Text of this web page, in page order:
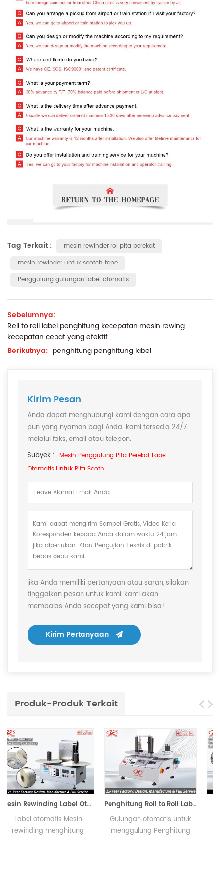
Tag Terkait :
mesin rewinder rol pita perekat
mesin rewinder untuk scotch tape
Penggulung gulungan label otomatis
Sebelumnya:
Rell to rell label penghitung kecepatan mesin rewing
kecepatan cepat yang efektif
Berikutnya: penghitung penghitung label
Kirim Pesan
Anda dapat menghubungi kami dengan cara apa
pun yang nyaman bagi Anda. kami tersedia 24/7
melalui faks, email atau telepon.
Subyek : Mesin Penggulung Pita Perekat Label
Otomatis Untuk Pita Scoth
jika Anda memiliki pertanyaan atau saran, silakan
tinggalkan pesan untuk kami, kami akan
membalas Anda secepat yang kami bisa!
Kirim Pertanyaan
Produk-Produk Terkait
Penghitung Roll to Roll Label
Gulungan otomatis untuk
menggulung Penghitung
Mesin Pencacah Label
Label Counting Machine
membantu Anda